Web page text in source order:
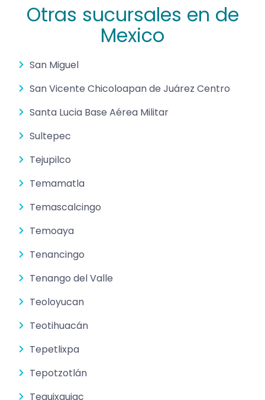
Otras sucursales en de
Mexico
San Miguel
San Vicente Chicoloapan de Juárez Centro
Santa Lucia Base Aérea Militar
Sultepec
Tejupilco
Temamatla
Temascalcingo
Temoaya
Tenancingo
Tenango del Valle
Teoloyucan
Teotihuacán
Tepetlixpa
Tepotzotlán
Tequixquiac